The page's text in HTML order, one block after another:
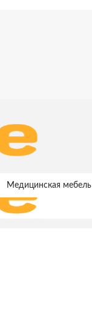
Медицинская мебель